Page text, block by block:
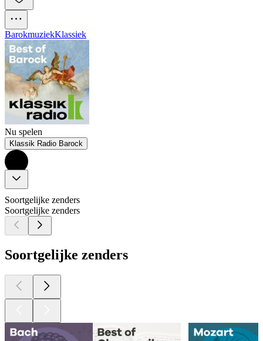
BarokmuziekKlassiek
Nu spelen
Klassik Radio Barock
Soortgelijke zenders
Soortgelijke zenders
Soortgelijke zenders